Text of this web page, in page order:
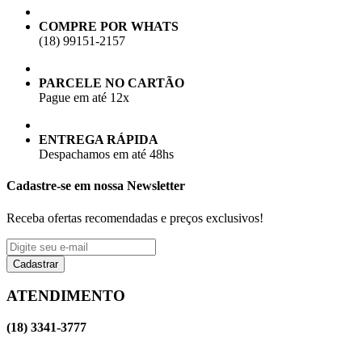
COMPRE POR WHATS
(18) 99151-2157
PARCELE NO CARTÃO
Pague em até 12x
ENTREGA RÁPIDA
Despachamos em até 48hs
Cadastre-se em nossa Newsletter
Receba ofertas recomendadas e preços exclusivos!
Cadastrar
ATENDIMENTO
(18) 3341-3777